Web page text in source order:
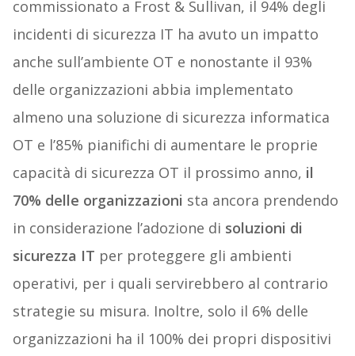
commissionato a Frost & Sullivan, il 94% degli
incidenti di sicurezza IT ha avuto un impatto
anche sull’ambiente OT e nonostante il 93%
delle organizzazioni abbia implementato
almeno una soluzione di sicurezza informatica
OT e l’85% pianifichi di aumentare le proprie
capacità di sicurezza OT il prossimo anno, il
70% delle organizzazioni sta ancora prendendo
in considerazione l’adozione di soluzioni di
sicurezza IT per proteggere gli ambienti
operativi, per i quali servirebbero al contrario
strategie su misura. Inoltre, solo il 6% delle
organizzazioni ha il 100% dei propri dispositivi